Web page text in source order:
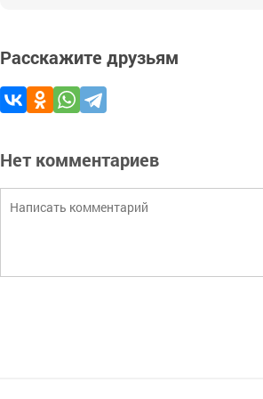
Расскажите друзьям
Нет комментариев